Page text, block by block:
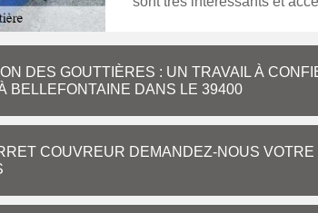
DES GOUTTIÈRES : UN TRAVAIL À
BELLEFONTAINE DANS LE 39400
COUVREUR DEMANDEZ-NOUS